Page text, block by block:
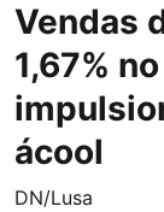
Vendas
1,67%
ácool
DN/Lusa